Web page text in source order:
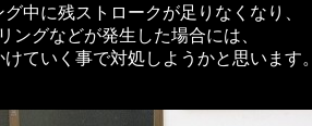
中に残ストロークが足りなくなり、
ングなどが発生した場合には、
ていく事で対処しようかと思います。